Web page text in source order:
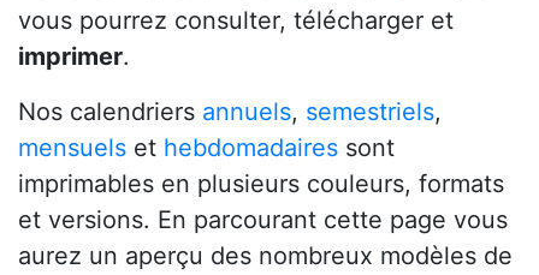
vous pourrez consulter, télécharger et
imprimer.
Nos calendriers annuels, semestriels,
mensuels et hebdomadaires sont
imprimables en plusieurs couleurs, formats
et versions. En parcourant cette page vous
aurez un aperçu des nombreux modèles de